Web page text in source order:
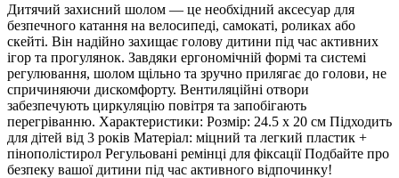
Дитячий захисний шолом — це необхідний аксесуар для
безпечного катання на велосипеді, самокаті, роликах або
скейті. Він надійно захищає голову дитини під час активних
ігор та прогулянок. Завдяки ергономічній формі та системі
регулювання, шолом щільно та зручно прилягає до голови, не
спричиняючи дискомфорту. Вентиляційні отвори
забезпечують циркуляцію повітря та запобігають
перегріванню. Характеристики: Розмір: 24.5 х 20 см Підходить
для дітей від 3 років Матеріал: міцний та легкий пластик +
пінополістирол Регульовані ремінці для фіксації Подбайте про
безпеку вашої дитини під час активного відпочинку!